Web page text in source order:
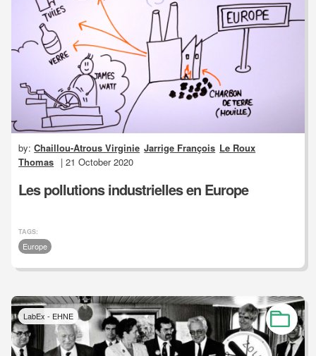
by:Chaillou-Atrous Virginie Jarrige François Le Roux
Thomas | 21 October 2020
Les pollutions industrielles en Europe
TAGS:
Europe
LabEx - EHNE